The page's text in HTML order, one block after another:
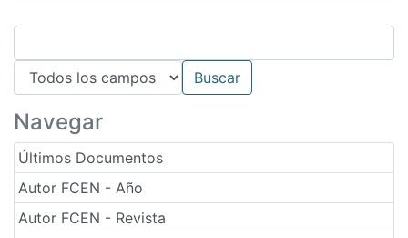
Navegar
Últimos Documentos
Autor FCEN - Año
Autor FCEN - Revista